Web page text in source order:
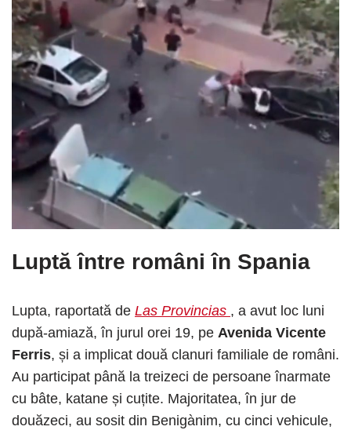
Luptă între români în Spania
Lupta, raportată de Las Provincias , a avut loc luni
după-amiază, în jurul orei 19, pe Avenida Vicente
Ferris, și a implicat două clanuri familiale de români.
Au participat până la treizeci de persoane înarmate
cu bâte, katane și cuțite. Majoritatea, în jur de
douăzeci, au sosit din Benigànim, cu cinci vehicule,